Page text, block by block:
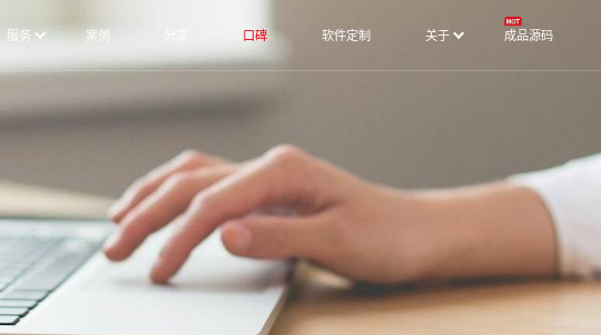
服务 案例 口碑 软件定制 关于 成品源码